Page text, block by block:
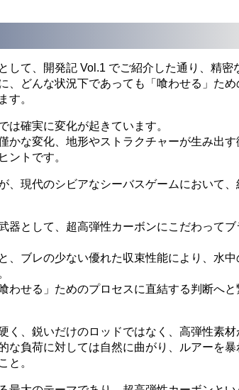
して、開発記 Vol.1 でご紹介した通り、精密
、どんな状況下であっても「喰わせる」ため
す。
確実に変化が起きています。
かな変化、地形やストラクチャーが生み出す
ントです。
、現代のシビアなシーバスゲームにおいて、
器として、超高弾性カーボンにこだわってブ
、ブレの少ない優れた収束性能により、水中
わせる」ためのプロセスに直結する判断へと
く、鋭いだけのロッドではなく、高弾性素材
な負荷に対しては自然に曲がり、ルアーを暴
と。